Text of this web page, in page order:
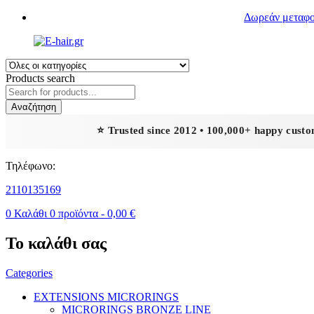
Δωρεάν
Products search
Αναζήτηση
⭐ Trusted since 2012 • 100,000+ happy
Τηλέφωνο:
2110135169
0 Καλάθι 0 προϊόντα - 0,00 €
Το καλάθι σας
Categories
EXTENSIONS MICRORINGS
MICRORINGS BRONZE LINE